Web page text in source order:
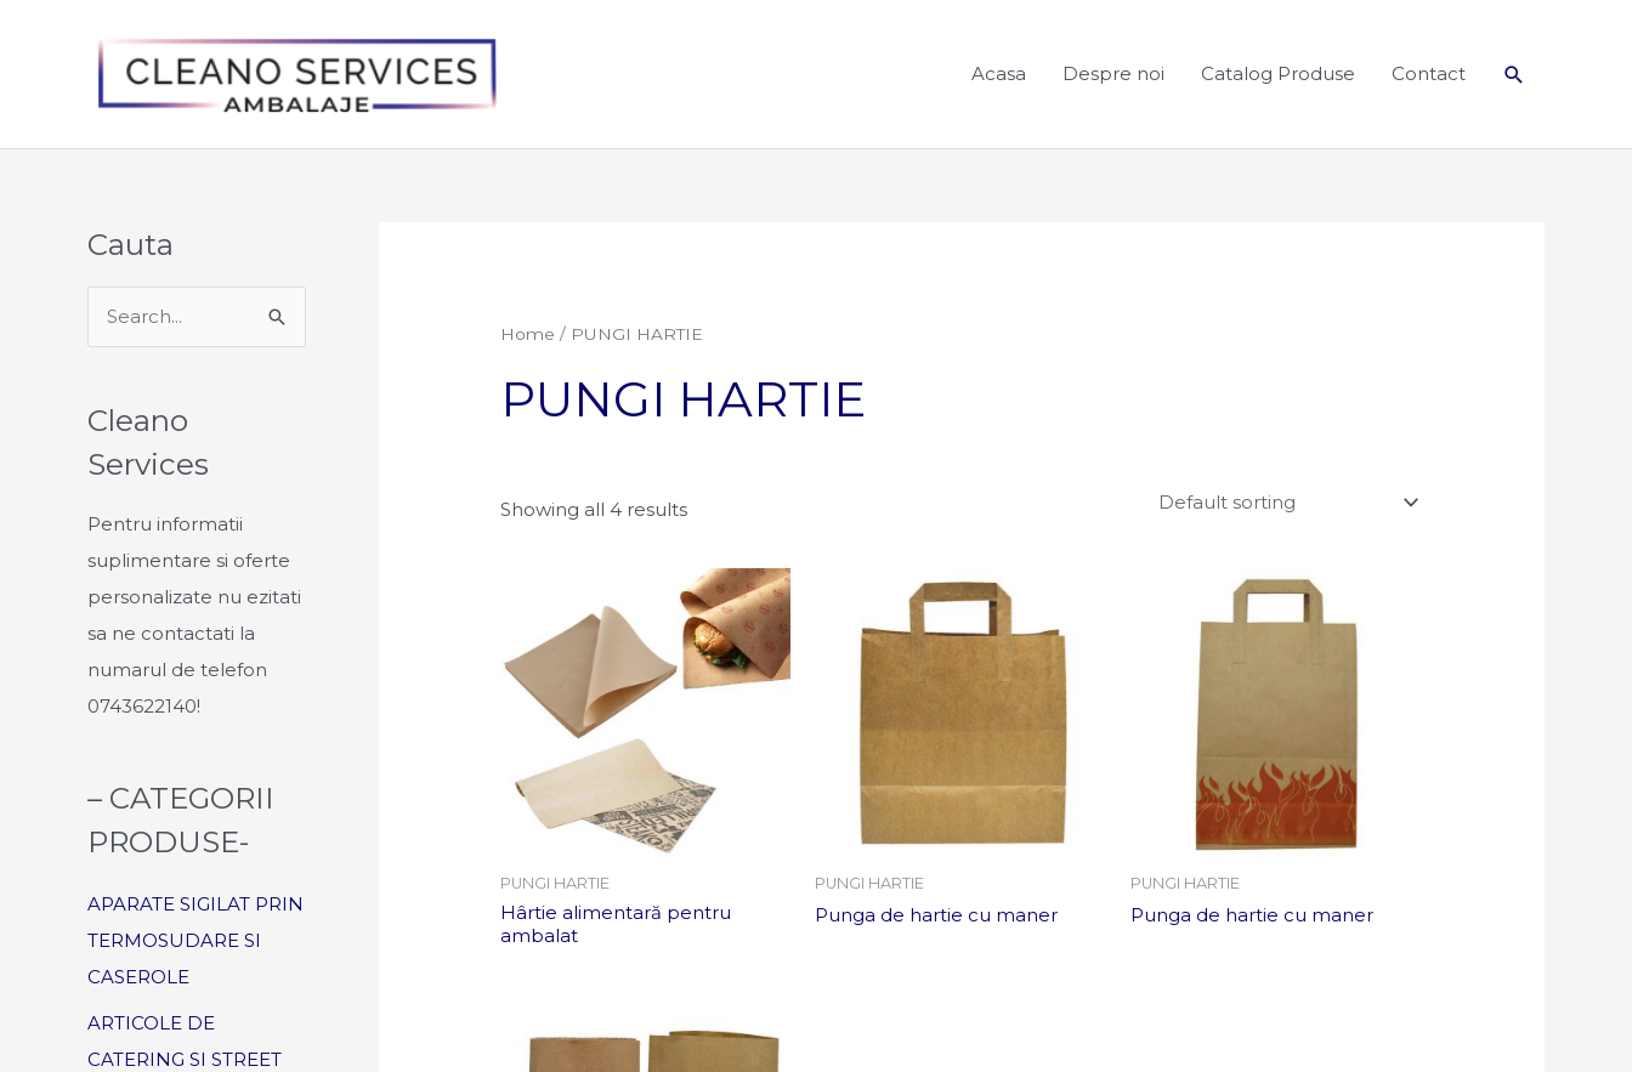
Acasa Despre noi Catalog Produse Contact Search
Cauta
r
c
r
Cleano
Services
Pentru informatii
suplimentare si oferte
personalizate nu ezitati
sa ne contactati la
numarul de telefon
0743622140!
– CATEGORII
PRODUSE-
APARATE SIGILAT PRIN
TERMOSUDARE SI
CASEROLE
ARTICOLE DE
CATERING SI STREET
Home / PUNGI HARTIE
PUNGI HARTIE
Showing all 4 results
PUNGI HARTIE
Hârtie alimentară pentru
ambalat
PUNGI HARTIE
Punga de hartie cu maner
PUNGI HARTIE
Punga de hartie cu maner